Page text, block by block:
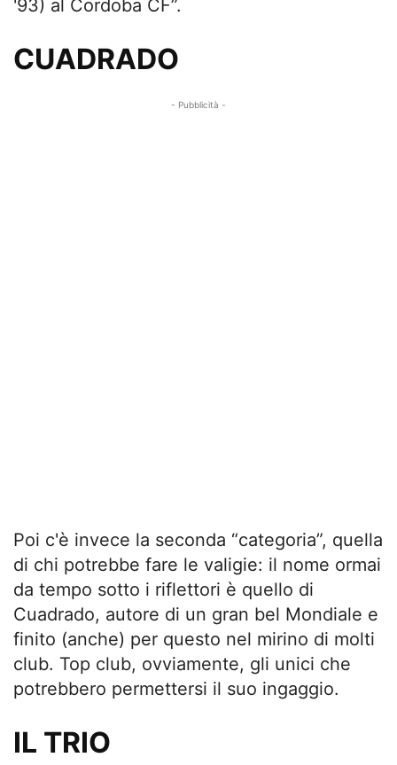
'93) al Cordoba CF”.
CUADRADO
- Pubblicità -
Poi c'è invece la seconda “categoria”, quella
di chi potrebbe fare le valigie: il nome ormai
da tempo sotto i riflettori è quello di
Cuadrado, autore di un gran bel Mondiale e
finito (anche) per questo nel mirino di molti
club. Top club, ovviamente, gli unici che
potrebbero permettersi il suo ingaggio.
IL TRIO